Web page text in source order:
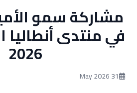
مشاركة سمو
في منتدى أنطاليا
2026
31 May 2026